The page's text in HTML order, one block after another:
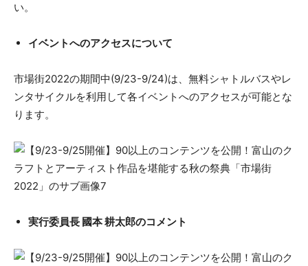
い。
イベントへのアクセスについて
市場街2022の期間中(9/23-9/24)は、無料シャトルバスやレ
ンタサイクルを利用して各イベントへのアクセスが可能とな
ります。
実行委員長 國本 耕太郎のコメント